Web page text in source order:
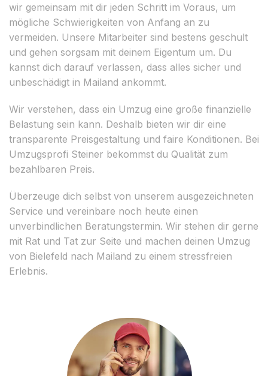
wir gemeinsam mit dir jeden Schritt im Voraus, um
mögliche Schwierigkeiten von Anfang an zu
vermeiden. Unsere Mitarbeiter sind bestens geschult
und gehen sorgsam mit deinem Eigentum um. Du
kannst dich darauf verlassen, dass alles sicher und
unbeschädigt in Mailand ankommt.
Wir verstehen, dass ein Umzug eine große finanzielle
Belastung sein kann. Deshalb bieten wir dir eine
transparente Preisgestaltung und faire Konditionen. Bei
Umzugsprofi Steiner bekommst du Qualität zum
bezahlbaren Preis.
Überzeuge dich selbst von unserem ausgezeichneten
Service und vereinbare noch heute einen
unverbindlichen Beratungstermin. Wir stehen dir gerne
mit Rat und Tat zur Seite und machen deinen Umzug
von Bielefeld nach Mailand zu einem stressfreien
Erlebnis.